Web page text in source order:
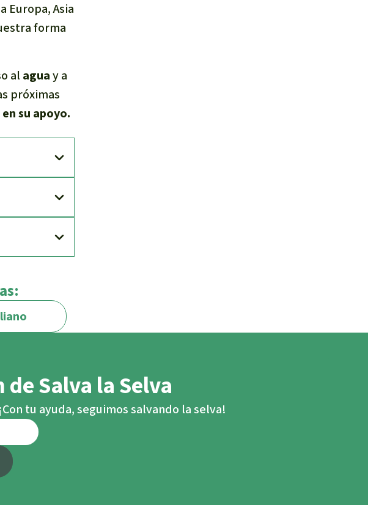
a Europa, Asia
forma
al aguay a
próximas
su apoyo.
Salva la Selva
tu ayuda, seguimos salvando la selva!